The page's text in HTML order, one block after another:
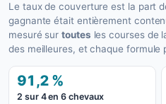
Le taux de couverture est la part
gagnante était entièrement
mesuré surtoutes les courses de
des meilleures, et chaque formule
91,2 %
2 sur 4 en 6 chevaux